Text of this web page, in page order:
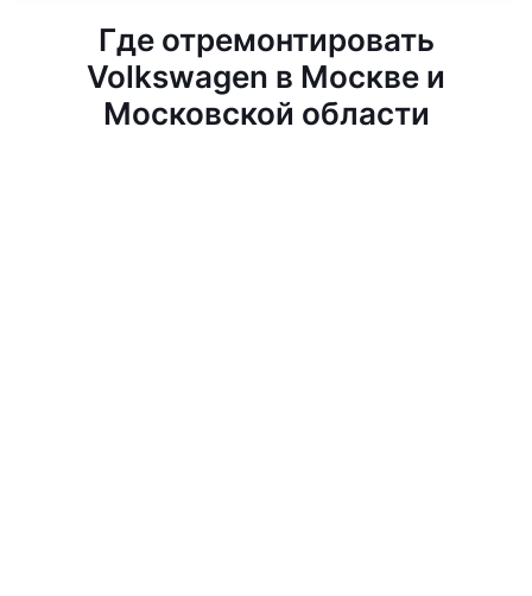
Где отремонтировать
Volkswagen в Москве и
Московской области